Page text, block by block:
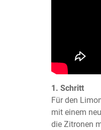
1. Schritt
Für den
mit einem
die Zitronen